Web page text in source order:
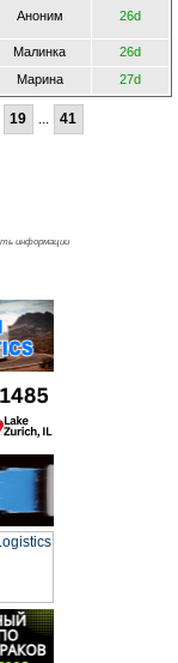
Аноним 26d
Малинка 26d
Марина 27d
19 ... 41
информации